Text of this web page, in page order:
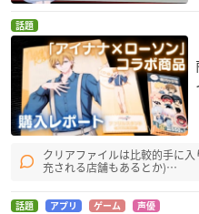
話題
クリアファイルは比較的手に
充される店舗もあるとか)…
話題 アプリ ゲーム 声優